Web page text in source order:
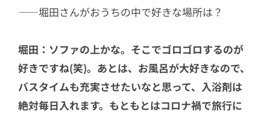
――堀田さんがおうちの中で好きな場所は？
堀田：ソファの上かな。そこでゴロゴロするのが
好きですね(笑)。あとは、お風呂が大好きなので、
バスタイムも充実させたいなと思って、入浴剤は
絶対毎日入れます。もともとはコロナ禍で旅行に